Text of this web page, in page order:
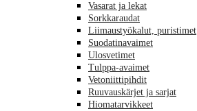
Vasarat ja lekat
Sorkkaraudat
Liimaustyökalut, puristimet
Suodatinavaimet
Ulosvetimet
Tulppa-avaimet
Vetoniittipihdit
Ruuvauskärjet ja sarjat
Hiomatarvikkeet